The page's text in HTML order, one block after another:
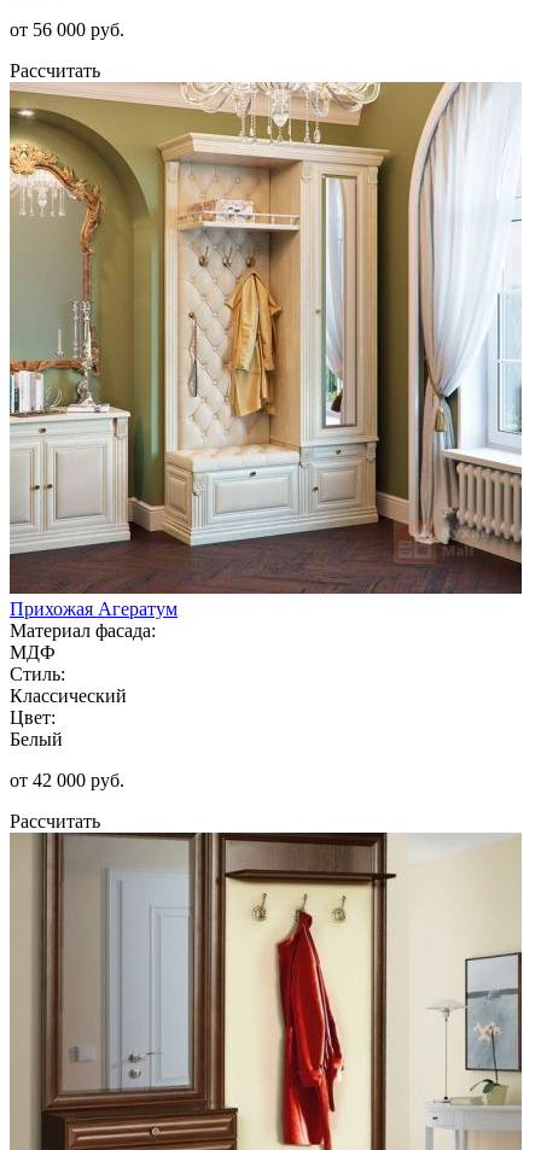
от 56 000 руб.
Рассчитать
Прихожая Агератум
Материал фасада:
МДФ
Стиль:
Классический
Цвет:
Белый
от 42 000 руб.
Рассчитать